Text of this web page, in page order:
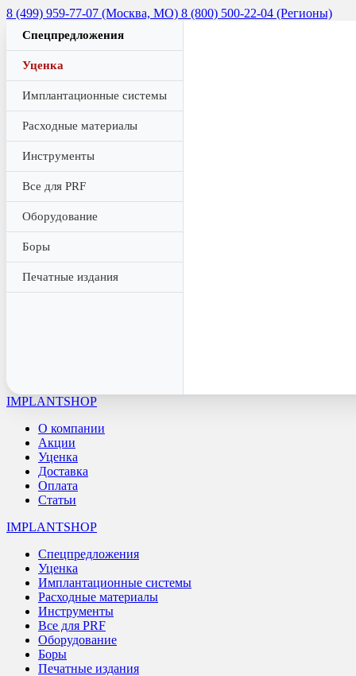
8 (499) 959-77-07 (Москва, МО) 8 (800) 500-22-04 (Регионы)
Спецпредложения
Уценка
Имплантационные системы
Расходные материалы
Инструменты
Все для PRF
Оборудование
Боры
Печатные издания
IMPLANTSHOP
О компании
Акции
Уценка
Доставка
Оплата
Статьи
IMPLANTSHOP
Спецпредложения
Уценка
Имплантационные системы
Расходные материалы
Инструменты
Все для PRF
Оборудование
Боры
Печатные издания